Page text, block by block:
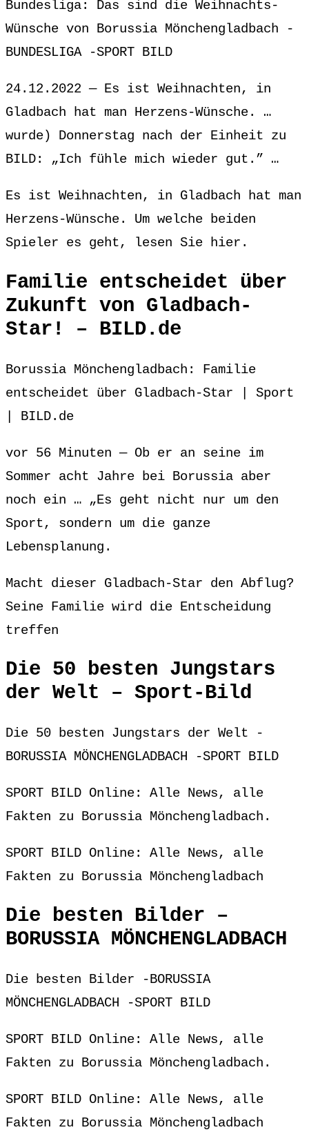
Bundesliga: Das sind die Weihnachts-
Wünsche von Borussia Mönchengladbach -
BUNDESLIGA -SPORT BILD
24.12.2022 — Es ist Weihnachten, in
Gladbach hat man Herzens-Wünsche. …
wurde) Donnerstag nach der Einheit zu
BILD: „Ich fühle mich wieder gut.” …
Es ist Weihnachten, in Gladbach hat man
Herzens-Wünsche. Um welche beiden
Spieler es geht, lesen Sie hier.
Familie entscheidet über
Zukunft von Gladbach-
Star! – BILD.de
Borussia Mönchengladbach: Familie
entscheidet über Gladbach-Star | Sport
| BILD.de
vor 56 Minuten — Ob er an seine im
Sommer acht Jahre bei Borussia aber
noch ein … „Es geht nicht nur um den
Sport, sondern um die ganze
Lebensplanung.
Macht dieser Gladbach-Star den Abflug?
Seine Familie wird die Entscheidung
treffen
Die 50 besten Jungstars
der Welt – Sport-Bild
Die 50 besten Jungstars der Welt -
BORUSSIA MÖNCHENGLADBACH -SPORT BILD
SPORT BILD Online: Alle News, alle
Fakten zu Borussia Mönchengladbach.
SPORT BILD Online: Alle News, alle
Fakten zu Borussia Mönchengladbach
Die besten Bilder –
BORUSSIA MÖNCHENGLADBACH
Die besten Bilder -BORUSSIA
MÖNCHENGLADBACH -SPORT BILD
SPORT BILD Online: Alle News, alle
Fakten zu Borussia Mönchengladbach.
SPORT BILD Online: Alle News, alle
Fakten zu Borussia Mönchengladbach